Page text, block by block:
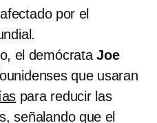
por el
el demócrataJoe
que usaran
para reducir las
señalando que el